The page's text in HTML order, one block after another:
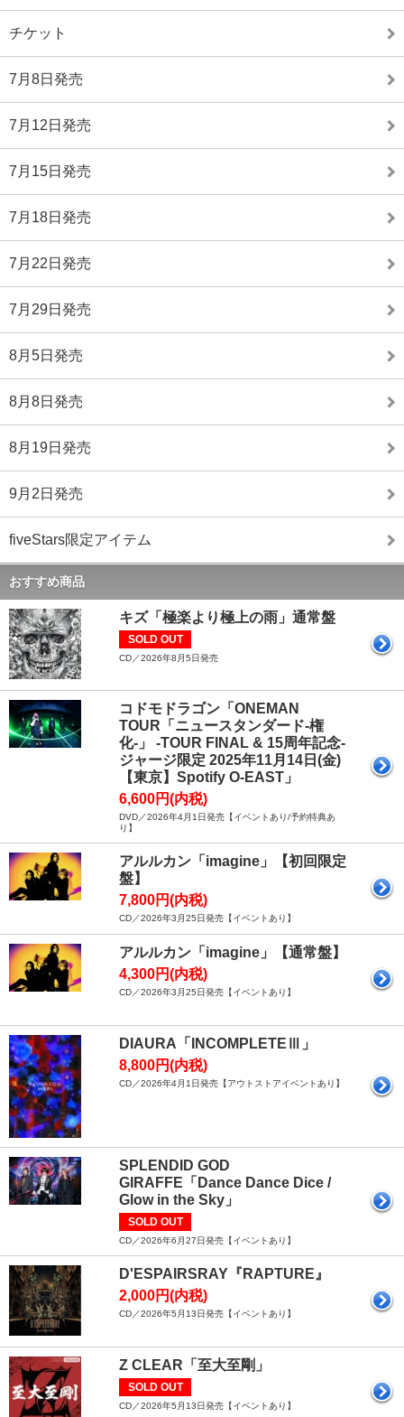
チケット
7月8日発売
7月12日発売
7月15日発売
7月18日発売
7月22日発売
7月29日発売
8月5日発売
8月8日発売
8月19日発売
9月2日発売
fiveStars限定アイテム
おすすめ商品
キズ「極楽より極上の雨」通常盤
SOLD OUT
CD／2026年8月5日発売
コドモドラゴン「ONEMAN
TOUR「ニュースタンダード-権
化-」 -TOUR FINAL & 15周年記念-
ジャージ限定 2025年11月14日(金)
【東京】Spotify O-EAST」
6,600円(内税)
DVD／2026年4月1日発売【イベントあり/予約特典あ
り】
アルルカン「imagine」【初回限定
盤】
7,800円(内税)
CD／2026年3月25日発売【イベントあり】
アルルカン「imagine」【通常盤】
4,300円(内税)
CD／2026年3月25日発売【イベントあり】
DIAURA「INCOMPLETEⅢ」
8,800円(内税)
CD／2026年4月1日発売【アウトストアイベントあり】
SPLENDID GOD
GIRAFFE「Dance Dance Dice /
Glow in the Sky」
SOLD OUT
CD／2026年6月27日発売【イベントあり】
D'ESPAIRSRAY『RAPTURE』
2,000円(内税)
CD／2026年5月13日発売【イベントあり】
Z CLEAR「至大至剛」
SOLD OUT
CD／2026年5月13日発売【イベントあり】